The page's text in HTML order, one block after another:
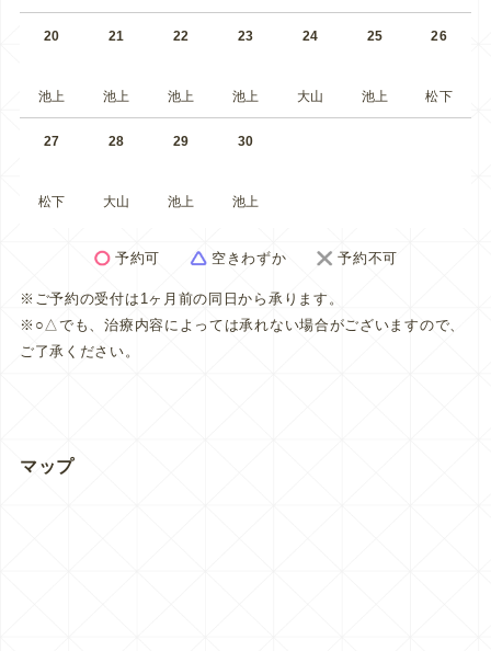
20
池上
21
池上
22
池上
23
池上
24
大山
25
池上
26
松下
27
松下
28
大山
29
池上
30
池上
予約可 空きわずか 予約不可
※ご予約の受付は1ヶ月前の同日から承ります。
※○△でも、治療内容によっては承れない場合がございますので、
ご了承ください。
マップ